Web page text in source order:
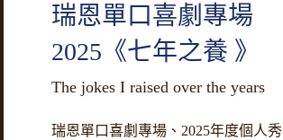
瑞恩單口喜劇專場
2025《七年之養 》
The jokes I raised over the years
瑞恩單口喜劇專場、2025年度個人秀